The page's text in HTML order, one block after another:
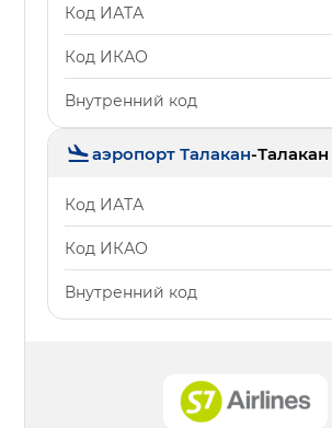
Код ИАТА
Код ИКАО
Внутренний код
аэропорт Талакан-Талакан
Код ИАТА
Код ИКАО
Внутренний код